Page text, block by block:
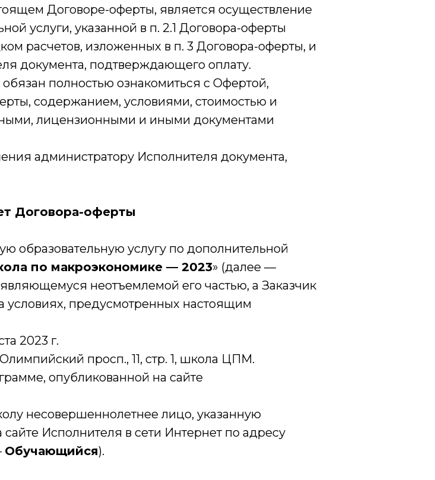
Договоре-оферты, является осуществление
услуги, указанной в п. 2.1 Договора-оферты
расчетов, изложенных в п. 3 Договора-оферты, и
документа, подтверждающего оплату.
полностью ознакомиться с Офертой,
содержанием, условиями, стоимостью и
лицензионными и иными документами
администратору Исполнителя документа,
Договора-оферты
образовательную услугу по дополнительной
по макроэкономике — 2023» (далее —
неотъемлемой его частью, а Заказчик
условиях, предусмотренных настоящим
2023 г.
просп., 11, стр. 1, школа ЦПМ.
опубликованной на сайте
несовершеннолетнее лицо, указанную
Исполнителя в сети Интернет по адресу
Обучающийся).